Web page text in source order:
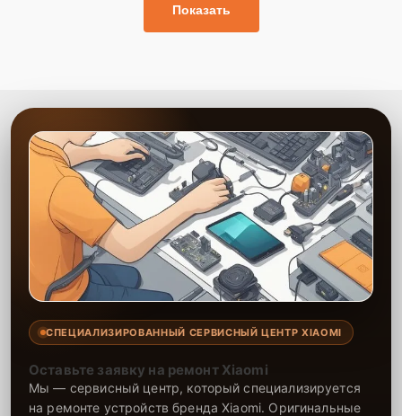
Показать
СПЕЦИАЛИЗИРОВАННЫЙ СЕРВИСНЫЙ ЦЕНТР XIAOMI
Оставьте заявку на ремонт Xiaomi
Мы — сервисный центр, который специализируется
на ремонте устройств бренда Xiaomi. Оригинальные